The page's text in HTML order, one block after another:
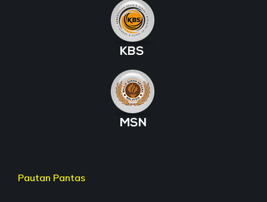
Pautan Pantas